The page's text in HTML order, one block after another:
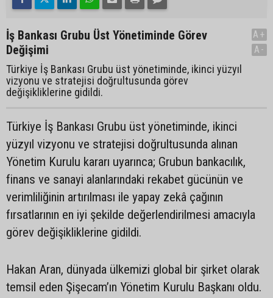
İş Bankası Grubu Üst Yönetiminde Görev
Değişimi
Türkiye İş Bankası Grubu üst yönetiminde, ikinci yüzyıl
vizyonu ve stratejisi doğrultusunda görev
değişikliklerine gidildi.
A+
A-
Türkiye İş Bankası Grubu üst yönetiminde, ikinci
yüzyıl vizyonu ve stratejisi doğrultusunda alınan
Yönetim Kurulu kararı uyarınca; Grubun bankacılık,
finans ve sanayi alanlarındaki rekabet gücünün ve
verimliliğinin artırılması ile yapay zekâ çağının
fırsatlarının en iyi şekilde değerlendirilmesi amacıyla
görev değişikliklerine gidildi.
Hakan Aran, dünyada ülkemizi global bir şirket olarak
temsil eden Şişecam’ın Yönetim Kurulu Başkanı oldu.